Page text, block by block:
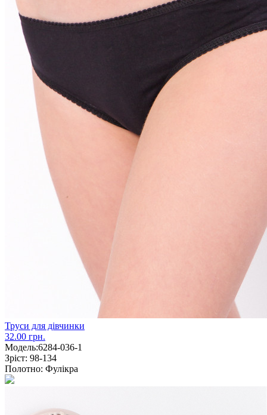
Труси для дівчинки
32.00 грн.
Модель:6284-036-1
Зріст: 98-134
Полотно: Фулікра